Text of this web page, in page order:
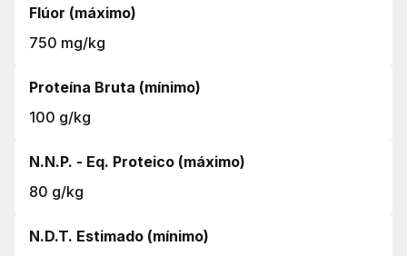
Flúor (máximo)
750 mg/kg
Proteína Bruta (mínimo)
100 g/kg
N.N.P. - Eq. Proteico (máximo)
80 g/kg
N.D.T. Estimado (mínimo)